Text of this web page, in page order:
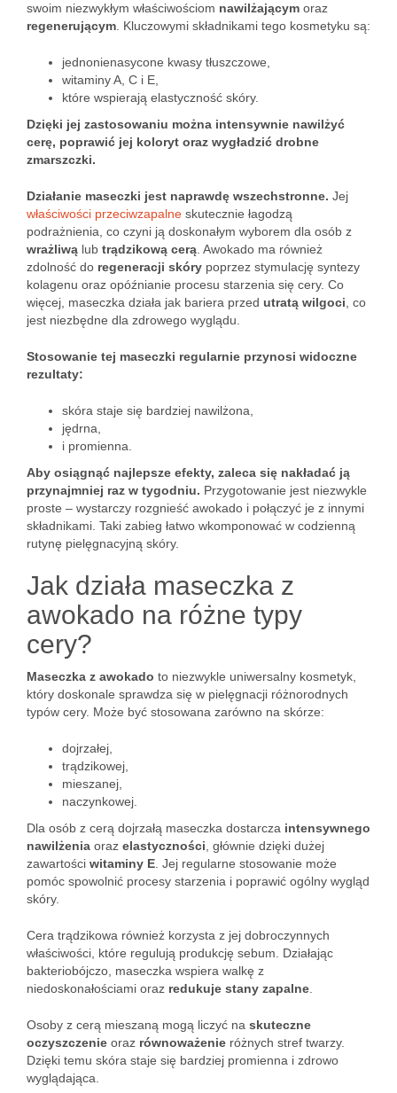
swoim niezwykłym właściwościom nawilżającym oraz
regenerującym . Kluczowymi składnikami tego kosmetyku są:
jednonienasycone kwasy tłuszczowe,
witaminy A, C i E,
które wspierają elastyczność skóry.
Dzięki jej zastosowaniu można intensywnie nawilżyć
cerę, poprawić jej koloryt oraz wygładzić drobne
zmarszczki.
Działanie maseczki jest naprawdę wszechstronne. Jej
właściwości przeciwzapalne skutecznie łagodzą
podrażnienia, co czyni ją doskonałym wyborem dla osób z
wrażliwą lub trądzikową cerą . Awokado ma również
zdolność do regeneracji skóry poprzez stymulację syntezy
kolagenu oraz opóźnianie procesu starzenia się cery. Co
więcej, maseczka działa jak bariera przed utratą wilgoci , co
jest niezbędne dla zdrowego wyglądu.
Stosowanie tej maseczki regularnie przynosi widoczne
rezultaty:
skóra staje się bardziej nawilżona,
jędrna,
i promienna.
Aby osiągnąć najlepsze efekty, zaleca się nakładać ją
przynajmniej raz w tygodniu. Przygotowanie jest niezwykle
proste – wystarczy rozgnieść awokado i połączyć je z innymi
składnikami. Taki zabieg łatwo wkomponować w codzienną
rutynę pielęgnacyjną skóry.
Jak działa maseczka z
awokado na różne typy
cery?
Maseczka z awokado to niezwykle uniwersalny kosmetyk,
który doskonale sprawdza się w pielęgnacji różnorodnych
typów cery. Może być stosowana zarówno na skórze:
dojrzałej,
trądzikowej,
mieszanej,
naczynkowej.
Dla osób z cerą dojrzałą maseczka dostarcza intensywnego
nawilżenia oraz elastyczności , głównie dzięki dużej
zawartości witaminy E . Jej regularne stosowanie może
pomóc spowolnić procesy starzenia i poprawić ogólny wygląd
skóry.
Cera trądzikowa również korzysta z jej dobroczynnych
właściwości, które regulują produkcję sebum. Działając
bakteriobójczo, maseczka wspiera walkę z
niedoskonałościami oraz redukuje stany zapalne
Osoby z cerą mieszaną mogą liczyć na skuteczne
oczyszczenie oraz równoważenie różnych stref twarzy.
Dzięki temu skóra staje się bardziej promienna i zdrowo
wyglądająca.